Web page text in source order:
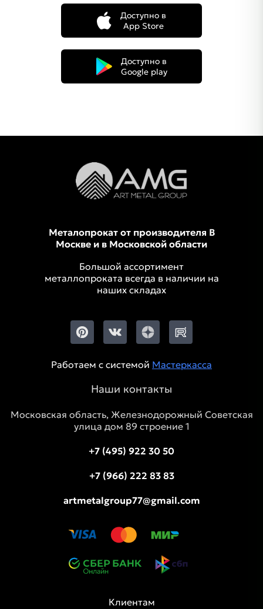
Доступно в
App Store
Доступно в
Google play
Металопрокат от производителя В
Москве и в Московской области
Большой ассортимент
металлопроката всегда в наличии на
наших складах
Работаем с системой Мастеркасса
Наши контакты
Московская область, Железнодорожный Советская
улица дом 89 строение 1
+7 (495) 922 30 50
+7 (966) 222 83 83
artmetalgroup77@gmail.com
Клиентам